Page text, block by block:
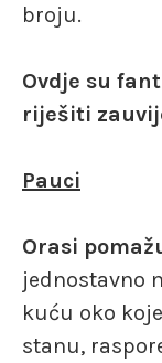
broju.
Ovdje su
riješiti
Pauci
Orasi
jednostavno
kuću oko
stanu,